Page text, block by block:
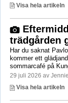
Visa hela artikeln
trädgården
Har du saknat
kommer ett
sommarcafé på
29 juli 2026 av
Visa hela artikeln